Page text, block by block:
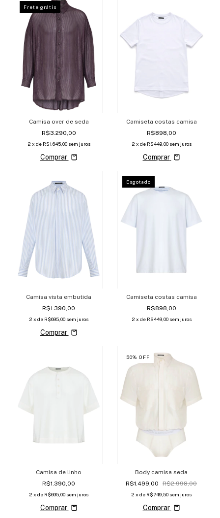
Frete grátis
Camisa over de seda
R$3.290,00
2 x de R$1.645,00 sem juros
Comprar
Camiseta costas camisa
R$898,00
2 x de R$449,00 sem juros
Comprar
Camisa vista embutida
R$1.390,00
2 x de R$695,00 sem juros
Comprar
Esgotado
Camiseta costas camisa
R$898,00
2 x de R$449,00 sem juros
Camisa de linho
R$1.390,00
2 x de R$695,00 sem juros
Comprar
50% OFF
Body camisa seda
R$1.499,00
R$2.998,00
2 x de R$749,50 sem juros
Comprar